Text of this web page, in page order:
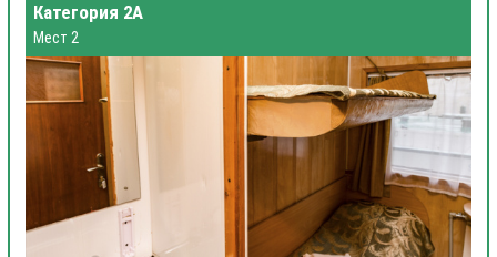
Категория 2А
Мест 2